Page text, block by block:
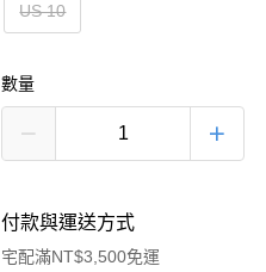
US 10
數量
付款與運送方式
宅配滿NT$3,500免運